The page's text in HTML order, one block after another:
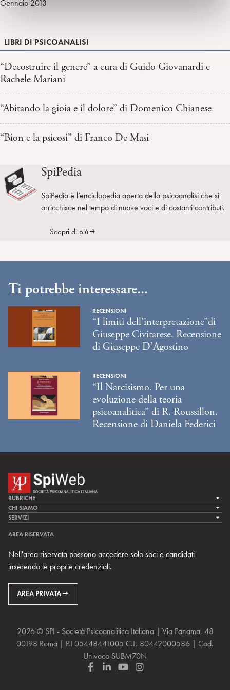
Gennaio 2013
LIBRI DI PSICOANALISI
“Decostruire il genere” a cura di Guido Giovanardi e
Rachele Mariani
“Abitando la gioia e il dolore” di Domenico Chianese
“Bion e la psicosi” di Franco De Masi
SpiPedia
SpiPedia è l’enciclopedia aperta della psicoanalisi che si
arricchisce nel tempo di nuove voci e di costanti contributi.
Scopri di più
Ti potrebbe interessare...
RECENSIONI
“I limiti dell’interpretazione”di
Giuseppe Civitarese. Recensione
di Giuseppe D’Agostino
RECENSIONI
“Il Narcisismo. Per una
evoluzione della teoria
psicoanalitica” di R. Roussillon.
Recensione di Daniela Federici
RUBRICHE
LA CURA
LA RICERCA
MULTIMEDIA
CHI SIAMO
LA SPI
TEAM DI SPIWEB
CONTATTI
RIVISTE
SERVIZI
ARCHIVIO STORICO
AREA RISERVATA
Nell'area riservata possono accedere solo soci e candidati
inserendo le proprie credenziali.
AREA PRIVATA
2026 © SPI - Società Psicoanalitica Italiana | Via Panama, 48
00198 Roma | P.I 05448441005 C.F. 80442000586 | Cod.
Univoco SUBM70N
F
L
Y
I